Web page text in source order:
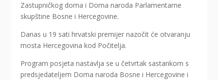
Zastupničkog doma i Doma naroda Parlamentarne
skupštine Bosne i Hercegovine.
Danas u 19 sati hrvatski premijer nazočit će otvaranju
mosta Hercegovina kod Počitelja.
Program posjeta nastavlja se u četvrtak sastankom s
predsjedateljem Doma naroda Bosne i Hercegovine i